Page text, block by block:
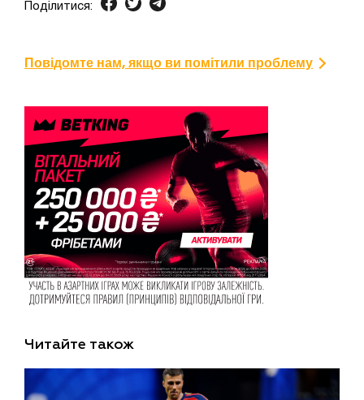
Поділитися:
Повідомте нам, якщо ви помітили проблему
Читайте також